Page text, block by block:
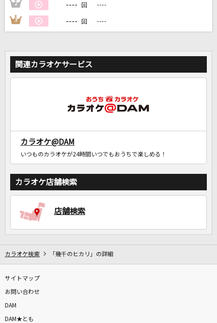
2 ---- 回 ----
3 ---- 回 ----
関連カラオケサービス
カラオケ@DAM
いつものカラオケが24時間いつでもおうちで楽しめる！
カラオケ店舗検索
店舗検索
カラオケ検索 「幾千のヒカリ」の詳細
サイトマップ
お問い合わせ
DAM
DAM★とも